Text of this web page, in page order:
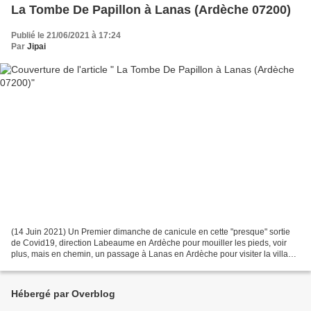
La Tombe De Papillon à Lanas (Ardèche 07200)
Publié le 21/06/2021 à 17:24
Par Jipai
(14 Juin 2021) Un Premier dimanche de canicule en cette "presque" sortie
de Covid19, direction Labeaume en Ardèche pour mouiller les pieds, voir
plus, mais en chemin, un passage à Lanas en Ardèche pour visiter la village
Hébergé par Overblog